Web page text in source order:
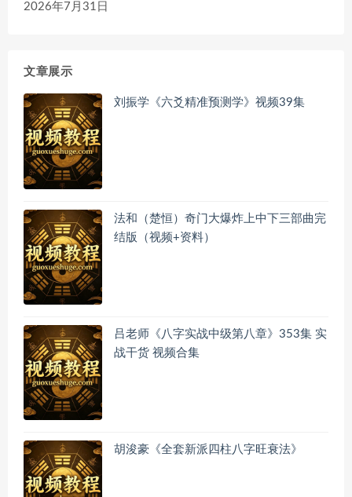
2026年7月31日
文章展示
刘振学《六爻精准预测学》视频39集
法和（楚恒）奇门大爆炸上中下三部曲完
结版（视频+资料）
吕老师《八字实战中级第八章》353集 实
战干货 视频合集
胡浚豪《全套新派四柱八字旺衰法》